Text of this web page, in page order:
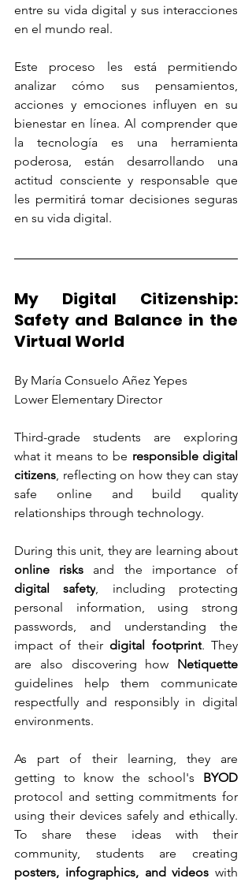
entre su vida digital y sus interacciones
en el mundo real.
Este proceso les está permitiendo
analizar cómo sus pensamientos,
acciones y emociones influyen en su
bienestar en línea. Al comprender que
la tecnología es una herramienta
poderosa, están desarrollando una
actitud consciente y responsable que
les permitirá tomar decisiones seguras
en su vida digital.
My Digital Citizenship:
Safety and Balance in the
Virtual World
By María Consuelo Añez Yepes
Lower Elementary Director
Third-grade students are exploring
what it means to be responsible digital
citizens, reflecting on how they can stay
safe online and build quality
relationships through technology.
online risks
digital safety, including protecting
personal information, using strong
passwords, and understanding the
impact of their digital footprint. They
are also discovering how Netiquette
guidelines help them communicate
respectfully and responsibly in digital
environments.
As part of their learning, they are
getting to know the school's BYOD
protocol and setting commitments for
using their devices safely and ethically.
To share these ideas with their
posters, infographics, and videos with